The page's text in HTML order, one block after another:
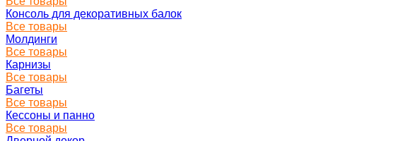
Консоль для декоративных балок
Все товары
Молдинги
Все товары
Карнизы
Все товары
Багеты
Все товары
Кессоны и панно
Все товары